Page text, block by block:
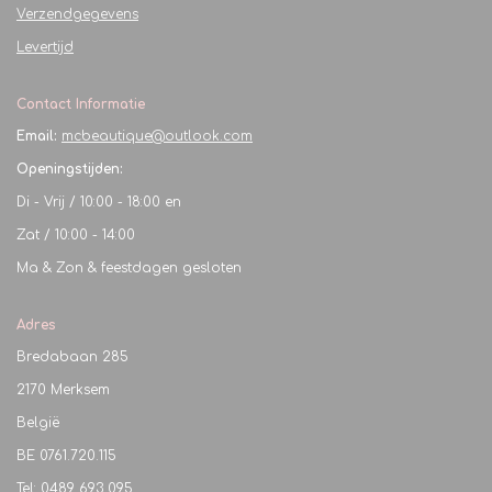
Verzendgegevens
Levertijd
Contact Informatie
Email: mcbeautique@outlook.com
Openingstijden:
Di - Vrij / 10:00 - 18:00 en
Zat / 10:00 - 14:00
Ma & Zon & feestdagen gesloten
Adres
Bredabaan 285
2170 Merksem
België
BE 0761.720.115
Tel: 0489 693 095